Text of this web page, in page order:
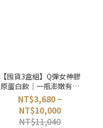
【囤貨3盒組】Q彈女神膠
原蛋白飲｜一瓶澎嫩有光
｜LOTUSMONA
NT$3,680 ~
NT$10,000
NT$11,040